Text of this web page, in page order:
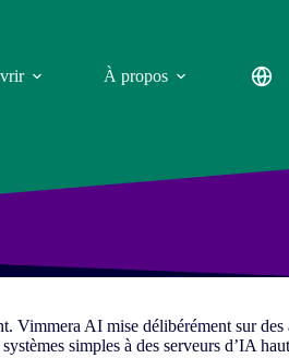
À propos
Vimmera AI mise délibérément sur
simples à des serveurs d’IA